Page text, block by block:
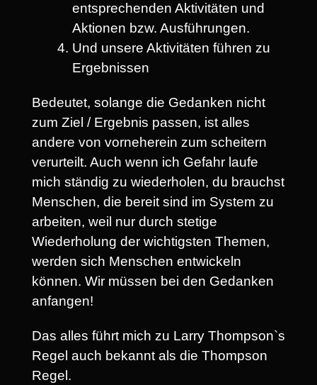
entsprechenden Aktivitäten und
Aktionen bzw. Ausführungen.
Und unsere Aktivitäten führen zu
Ergebnissen
Bedeutet, solange die Gedanken nicht
zum Ziel / Ergebnis passen, ist alles
andere von vorneherein zum scheitern
verurteilt. Auch wenn ich Gefahr laufe
mich ständig zu wiederholen, du brauchst
Menschen, die bereit sind im System zu
arbeiten, weil nur durch stetige
Wiederholung der wichtigsten Themen,
werden sich Menschen entwickeln
können. Wir müssen bei den Gedanken
anfangen!
Das alles führt mich zu Larry Thompson`s
Regel auch bekannt als die Thompson
Regel.